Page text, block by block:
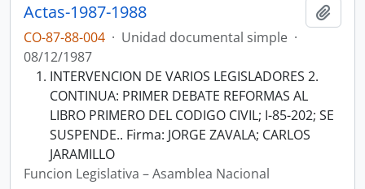
Actas-1987-1988
CO-87-88-004 · Unidad documental simple ·
08/12/1987
INTERVENCION DE VARIOS LEGISLADORES 2.
CONTINUA: PRIMER DEBATE REFORMAS AL
LIBRO PRIMERO DEL CODIGO CIVIL; I-85-202; SE
SUSPENDE.. Firma: JORGE ZAVALA; CARLOS
JARAMILLO
Funcion Legislativa – Asamblea Nacional